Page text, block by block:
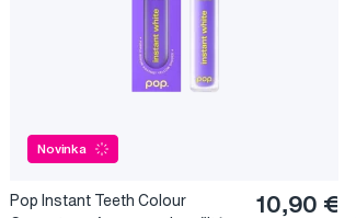
Novinka
Pop Instant Teeth Colour
10,90 €